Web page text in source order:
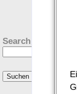
Search this site: